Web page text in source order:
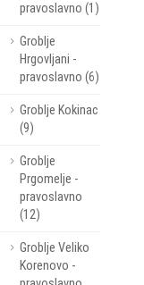
pravoslavno (1)
Groblje
Hrgovljani -
pravoslavno (6)
Groblje Kokinac
(9)
Groblje
Prgomelje -
pravoslavno
(12)
Groblje Veliko
Korenovo -